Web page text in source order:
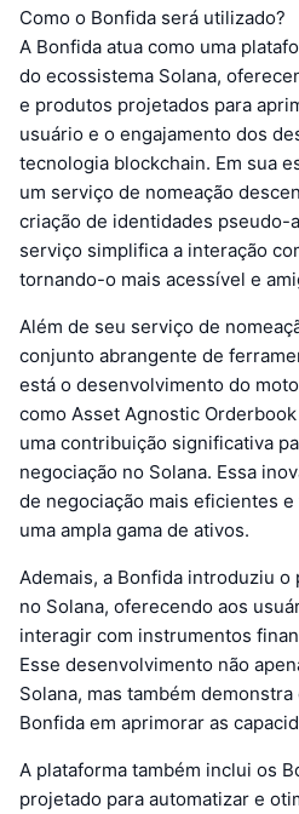
Como o Bonfida será utilizado?
A Bonfida atua como uma
do ecossistema Solana,
e produtos projetados para
usuário e o engajamento dos
tecnologia blockchain. Em sua
um serviço de nomeação
criação de identidades pseudo-
serviço simplifica a interação
tornando-o mais acessível e
Além de seu serviço de
conjunto abrangente de
está o desenvolvimento do
como Asset Agnostic
uma contribuição significativa
negociação no Solana. Essa
de negociação mais eficientes
uma ampla gama de ativos.
Ademais, a Bonfida introduziu
no Solana, oferecendo aos
interagir com instrumentos
Esse desenvolvimento não
Solana, mas também
Bonfida em aprimorar as
A plataforma também inclui os
projetado para automatizar e